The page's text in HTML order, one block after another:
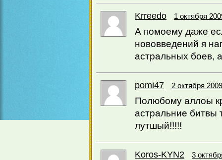
Krreedo 1 октября
А помоему даже
нововведений я
астральных боев,
pomi47 2 октября
Полюбому аллоы
астральние битвы
лутшый!!!!!
Koros-KYN2 3